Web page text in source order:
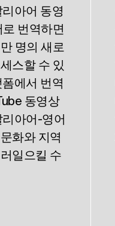
아어 동영
번역하면
명의 새로
스할 수 있
에서 번역
동영상
아어-영어
화와 지역
일으킬 수